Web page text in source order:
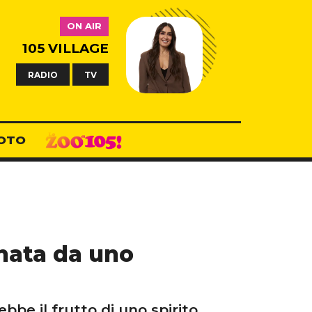
ON AIR
105 VILLAGE
RADIO TV
da uno